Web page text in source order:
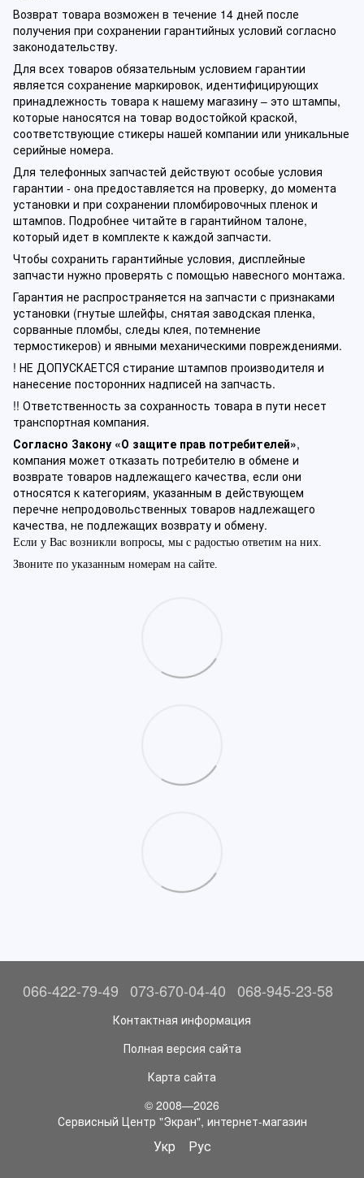
Возврат товара возможен в течение 14 дней после
получения при сохранении гарантийных условий согласно
законодательству.
Для всех товаров обязательным условием гарантии
является сохранение маркировок, идентифицирующих
принадлежность товара к нашему магазину – это штампы,
которые наносятся на товар водостойкой краской,
соответствующие стикеры нашей компании или уникальные
серийные номера.
Для телефонных запчастей действуют особые условия
гарантии - она предоставляется на проверку, до момента
установки и при сохранении пломбировочных пленок и
штампов. Подробнее читайте в гарантийном талоне,
который идет в комплекте к каждой запчасти.
Чтобы сохранить гарантийные условия, дисплейные
запчасти нужно проверять с помощью навесного монтажа.
Гарантия не распространяется на запчасти с признаками
установки (гнутые шлейфы, снятая заводская пленка,
сорванные пломбы, следы клея, потемнение
термостикеров) и явными механическими повреждениями.
! НЕ ДОПУСКАЕТСЯ стирание штампов производителя и
нанесение посторонних надписей на запчасть.
!! Ответственность за сохранность товара в пути несет
транспортная компания.
Согласно Закону «О защите прав потребителей»,
компания может отказать потребителю в обмене и
возврате товаров надлежащего качества, если они
относятся к категориям, указанным в действующем
перечне непродовольственных товаров надлежащего
качества, не подлежащих возврату и обмену.
Если у Вас возникли вопросы, мы с радостью ответим на них.
Звоните по указанным номерам на сайте.
066-422-79-49 073-670-04-40 068-945-23-58
Контактная информация
Полная версия сайта
Карта сайта
© 2008—2026
Сервисный Центр "Экран", интернет-магазин
Укр Рус